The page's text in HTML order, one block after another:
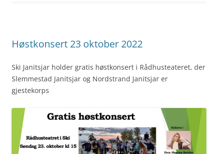
Høstkonsert 23 oktober 2022
Ski Janitsjar holder gratis høstkonsert i Rådhusteateret, der
Slemmestad Janitsjar og Nordstrand Janitsjar er
gjestekorps